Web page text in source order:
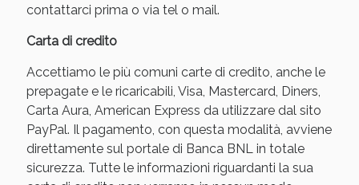
contattarci prima o via tel o mail.
Carta di credito
Accettiamo le più comuni carte di credito, anche le
prepagate e le ricaricabili, Visa, Mastercard, Diners,
Carta Aura, American Express da utilizzare dal sito
PayPal. Il pagamento, con questa modalità, avviene
direttamente sul portale di Banca BNL in totale
sicurezza. Tutte le informazioni riguardanti la sua